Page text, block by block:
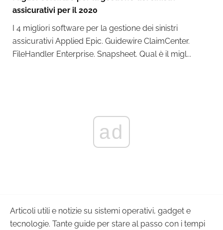
assicurativi per il 2020
I 4 migliori software per la gestione dei sinistri
assicurativi Applied Epic. Guidewire ClaimCenter.
FileHandler Enterprise. Snapsheet. Qual è il migl...
ad
Articoli utili e notizie su sistemi operativi, gadget e
tecnologie. Tante guide per stare al passo con i tempi